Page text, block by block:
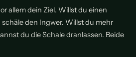
allem dein Ziel. Willst du einen
den Ingwer. Willst du mehr
du die Schale dranlassen. Beide